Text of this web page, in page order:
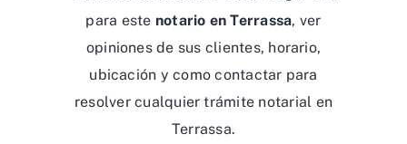
para este notario en Terrassa, ver
opiniones de sus clientes, horario,
ubicación y como contactar para
resolver cualquier trámite notarial en
Terrassa.